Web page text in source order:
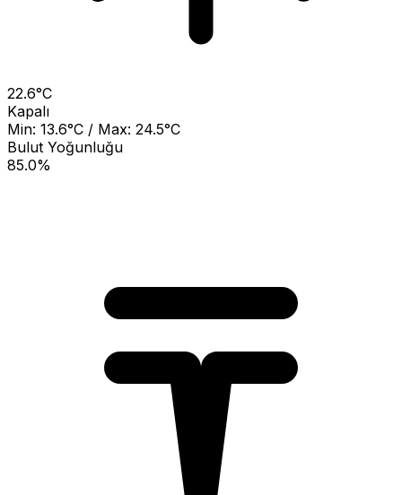
22.6°C
Kapalı
Min: 13.6°C / Max: 24.5°C
Bulut Yoğunluğu
85.0%